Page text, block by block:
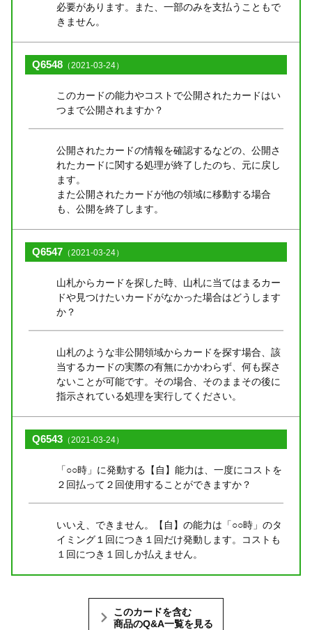
必要があります。また、一部のみを支払うこともで
きません。
Q6548 （2021-03-24）
このカードの能力やコストで公開されたカードはい
つまで公開されますか？
公開されたカードの情報を確認するなどの、公開さ
れたカードに関する処理が終了したのち、元に戻し
ます。
また公開されたカードが他の領域に移動する場合
も、公開を終了します。
Q6547 （2021-03-24）
山札からカードを探した時、山札に当てはまるカー
ドや見つけたいカードがなかった場合はどうします
か？
山札のような非公開領域からカードを探す場合、該
当するカードの実際の有無にかかわらず、何も探さ
ないことが可能です。その場合、そのままその後に
指示されている処理を実行してください。
Q6543 （2021-03-24）
「○○時」に発動する【自】能力は、一度にコストを
２回払って２回使用することができますか？
いいえ、できません。【自】の能力は「○○時」のタ
イミング１回につき１回だけ発動します。コストも
１回につき１回しか払えません。
このカードを含む
商品のQ&A一覧を見る